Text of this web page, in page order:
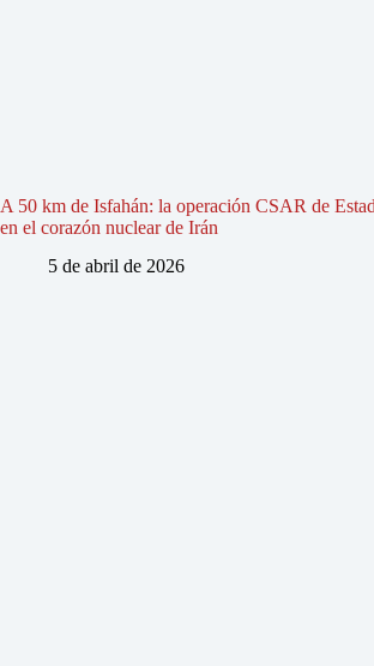
A 50 km de Isfahán: la operación CSAR de
en el corazón nuclear de Irán
5 de abril de 2026